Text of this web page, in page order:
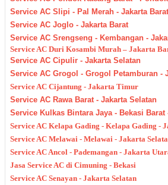
Service AC Slipi - Pal Merah - Jakarta Barat
Service AC Joglo - Jakarta Barat
Service AC Srengseng - Kembangan -
Service AC Duri Kosambi Murah – Jakarta
Service AC Cipulir - Jakarta Selatan
Service AC Grogol - Grogol Petamburan -
Service AC Cijantung - Jakarta Timur
Service AC Rawa Barat - Jakarta Selatan
Service Kulkas Bintara Jaya - Bekasi Barat
Service AC Kelapa Gading - Kelapa Gading -
Service AC Melawai - Melawai - Jakarta
Service AC Ancol - Pademangan - Jakarta
Jasa Service AC di Cimuning - Bekasi
Service AC Senayan - Jakarta Selatan